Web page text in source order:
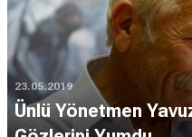
23.05.2019
Ünlü Yönetmen